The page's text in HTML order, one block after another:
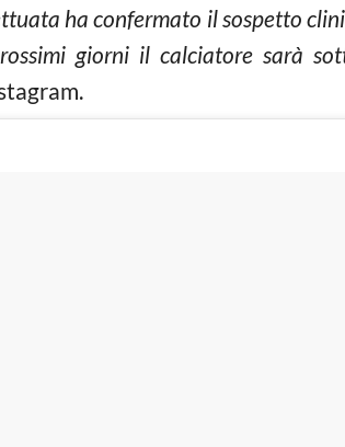
ha confermato il sospetto
giorni il calciatore sarà